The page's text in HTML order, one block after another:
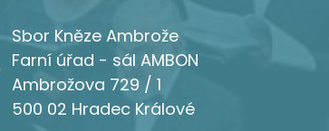
Sbor Kněze Ambrože
Farní úřad - sál AMBON
Ambrožova 729 / 1
500 02 Hradec Králové